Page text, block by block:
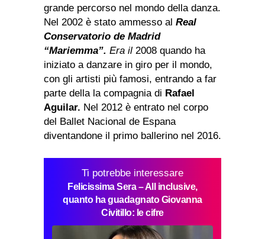
grande percorso nel mondo della danza.
Nel 2002 è stato ammesso al Real
Conservatorio de Madrid
“Mariemma”. Era il 2008 quando ha
iniziato a danzare in giro per il mondo,
con gli artisti più famosi, entrando a far
parte della la compagnia di Rafael
Aguilar. Nel 2012 è entrato nel corpo
del Ballet Nacional de Espana
diventandone il primo ballerino nel 2016.
Ti potrebbe interessare
Felicissima Sera – All inclusive,
quanto ha guadagnato Giovanna
Civitillo: le cifre